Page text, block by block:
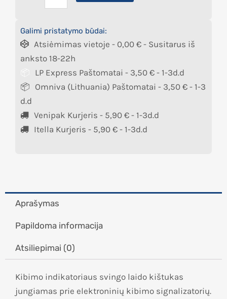
Galimi pristatymo būdai:
Atsiėmimas vietoje - 0,00 € - Susitarus iš
anksto 18-22h
LP Express Paštomatai - 3,50 € - 1-3d.d
Omniva (Lithuania) Paštomatai - 3,50 € - 1-3
d.d
Venipak Kurjeris - 5,90 € - 1-3d.d
Itella Kurjeris - 5,90 € - 1-3d.d
Aprašymas
Papildoma informacija
Atsiliepimai (0)
Kibimo indikatoriaus svingo laido kištukas
jungiamas prie elektroninių kibimo signalizatorių.